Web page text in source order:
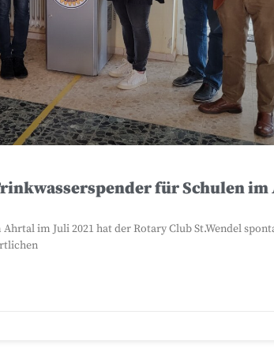
für Schulen
im Juli 2021 hat der Rotary Club St.Wendel